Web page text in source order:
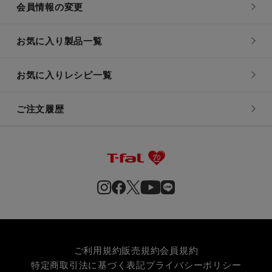
会員情報の変更
お気に入り製品一覧
お気に入りレシピ一覧
ご注文履歴
ご利用規約販売規約会員規約
特定商取引法に基づく表記プライバシーポリシー